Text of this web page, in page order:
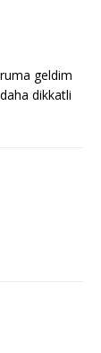
geldim
dikkatli